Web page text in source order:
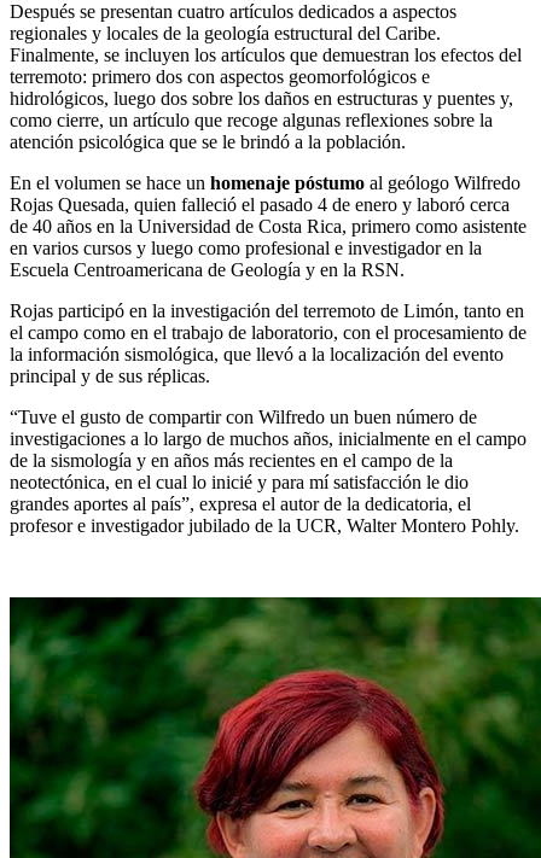
Después se presentan cuatro artículos dedicados a aspectos
regionales y locales de la geología estructural del Caribe.
Finalmente, se incluyen los artículos que demuestran los efectos del
terremoto: primero dos con aspectos geomorfológicos e
hidrológicos, luego dos sobre los daños en estructuras y puentes y,
como cierre, un artículo que recoge algunas reflexiones sobre la
atención psicológica que se le brindó a la población.
En el volumen se hace un homenaje póstumo al geólogo Wilfredo
Rojas Quesada, quien falleció el pasado 4 de enero y laboró cerca
de 40 años en la Universidad de Costa Rica, primero como asistente
en varios cursos y luego como profesional e investigador en la
Escuela Centroamericana de Geología y en la RSN.
Rojas participó en la investigación del terremoto de Limón, tanto en
el campo como en el trabajo de laboratorio, con el procesamiento de
la información sismológica, que llevó a la localización del evento
principal y de sus réplicas.
“Tuve el gusto de compartir con Wilfredo un buen número de
investigaciones a lo largo de muchos años, inicialmente en el campo
de la sismología y en años más recientes en el campo de la
neotectónica, en el cual lo inicié y para mí satisfacción le dio
grandes aportes al país”, expresa el autor de la dedicatoria, el
profesor e investigador jubilado de la UCR, Walter Montero Pohly.